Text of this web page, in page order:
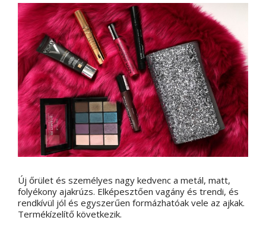
View
Larger
Image
Új őrület és személyes nagy kedvenc a metál, matt,
folyékony ajakrúzs. Elképesztően vagány és trendi, és
rendkívül jól és egyszerűen formázhatóak vele az ajkak.
Termékízelítő következik.